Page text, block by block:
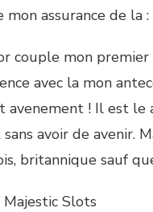
assurance de la :
mon
avec la mon
! Il est
avoir de avenir.
britannique sauf
Slots